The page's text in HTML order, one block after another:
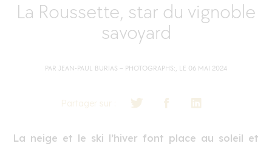
La Roussette, star du vignoble
savoyard
PAR JEAN-PAUL BURIAS – PHOTOGRAPHS:, LE 06 MAI 2024
Partager sur :
La neige et le ski l’hiver font place au soleil et